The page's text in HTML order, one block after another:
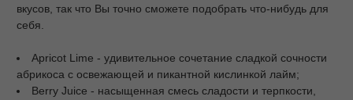
вкусов, так что Вы точно сможете подобрать что-нибудь для
себя.
Apricot Lime - удивительное сочетание сладкой сочности
абрикоса с освежающей и пикантной кислинкой лайм;
Berry Juice - насыщенная смесь сладости и терпкости,